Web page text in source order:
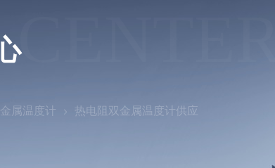
属温度计 热电阻双金属温度计供应